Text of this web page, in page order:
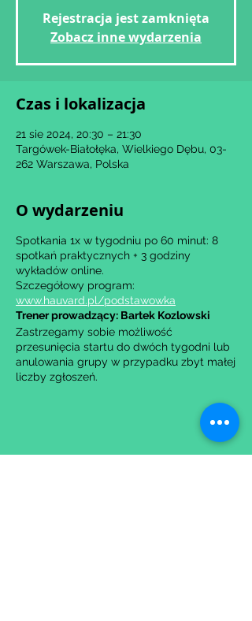
Rejestracja jest zamknięta
Zobacz inne wydarzenia
Czas i lokalizacja
21 sie 2024, 20:30 – 21:30
Targówek-Białołęka, Wielkiego Dębu, 03-
262 Warszawa, Polska
O wydarzeniu
Spotkania 1x w tygodniu po 60 minut: 8
spotkań praktycznych + 3 godziny
wykładów online.
Szczegółowy program:
www.hauvard.pl/podstawowka
Trener prowadzący: Bartek Kozlowski
Zastrzegamy sobie możliwość
przesunięcia startu do dwóch tygodni lub
anulowania grupy w przypadku zbyt małej
liczby zgłoszeń.